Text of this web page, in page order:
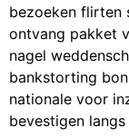
bezoeken flirten
ontvang pakket
nagel
bankstorting
nationale voor
bevestigen